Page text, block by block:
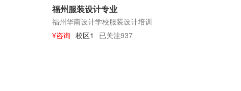
福州服装设计专业
福州华南设计学校服装设计培训
¥咨询 校区1 已关注937